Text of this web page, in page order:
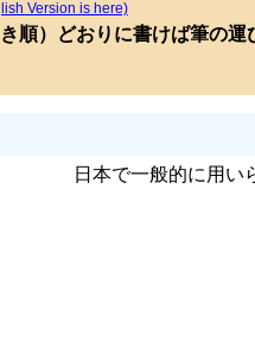
Version is here)
順）どおりに書けば筆の運
日本で一般的に用い